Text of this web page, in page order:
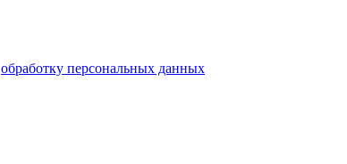
обработку персональных данных